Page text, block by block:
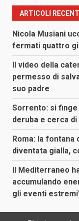
ARTICOLI
Nicola Musiani
fermati quattro
Il video della
permesso di
suo padre
Sorrento: si finge
deruba e cerca
Roma: la fontana
diventata gialla,
Il Mediterraneo
accumulando
gli eventi